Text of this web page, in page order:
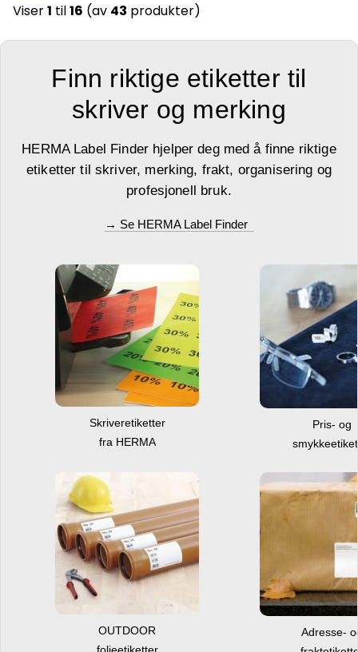
Viser1 til16 (av 43 produkter)
Finn riktige etiketter til
skriver og merking
HERMA Label Finder hjelper deg med å finne riktige
etiketter til skriver, merking, frakt, organisering og
profesjonell bruk.
→ Se HERMA Label Finder
Skriveretiketter
fra HERMA
Pris- og
OUTDOOR
Adresse-